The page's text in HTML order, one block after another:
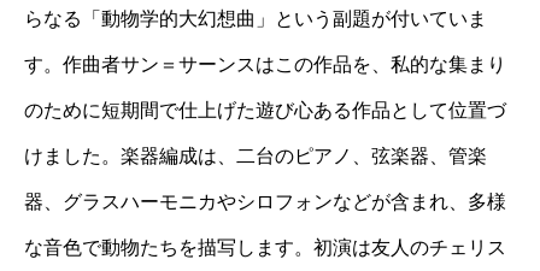
らなる「動物学的大幻想曲」という副題が付いていま
す。作曲者サン＝サーンスはこの作品を、私的な集まり
のために短期間で仕上げた遊び心ある作品として位置づ
けました。楽器編成は、二台のピアノ、弦楽器、管楽
器、グラスハーモニカやシロフォンなどが含まれ、多様
な音色で動物たちを描写します。初演は友人のチェリス